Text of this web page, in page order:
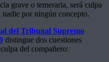
grave o temeraria, será culpa
por ningún concepto.
del Tribunal Supremo
distingue dos cuestiones
del compañero: